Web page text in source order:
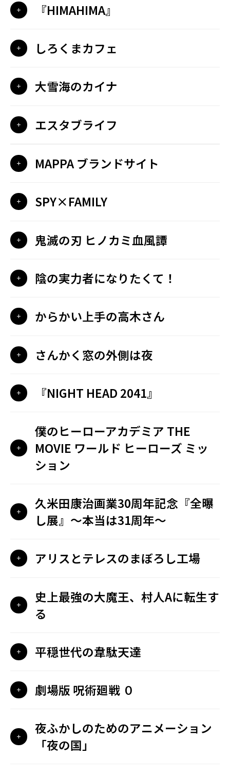
『HIMAHIMA』
しろくまカフェ
大雪海のカイナ
エスタブライフ
MAPPA ブランドサイト
SPY×FAMILY
鬼滅の刃 ヒノカミ血風譚
陰の実力者になりたくて！
からかい上手の高木さん
さんかく窓の外側は夜
『NIGHT HEAD 2041』
僕のヒーローアカデミア THE
MOVIE ワールド ヒーローズ ミッ
ション
久米田康治画業30周年記念『全曝
し展』〜本当は31周年〜
アリスとテレスのまぼろし工場
史上最強の大魔王、村人Aに転生す
る
平穏世代の韋駄天達
劇場版 呪術廻戦 ０
夜ふかしのためのアニメーション
「夜の国」